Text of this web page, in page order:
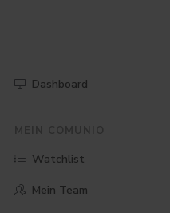
Dashboard
Watchlist
Mein Team